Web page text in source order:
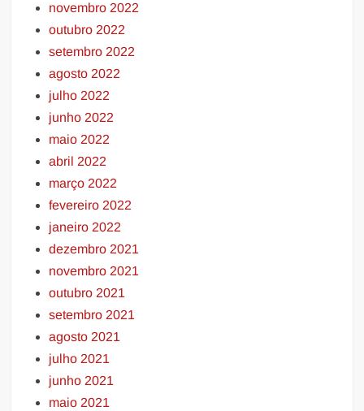
novembro 2022
outubro 2022
setembro 2022
agosto 2022
julho 2022
junho 2022
maio 2022
abril 2022
março 2022
fevereiro 2022
janeiro 2022
dezembro 2021
novembro 2021
outubro 2021
setembro 2021
agosto 2021
julho 2021
junho 2021
maio 2021